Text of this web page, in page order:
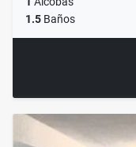
1.5 Baños